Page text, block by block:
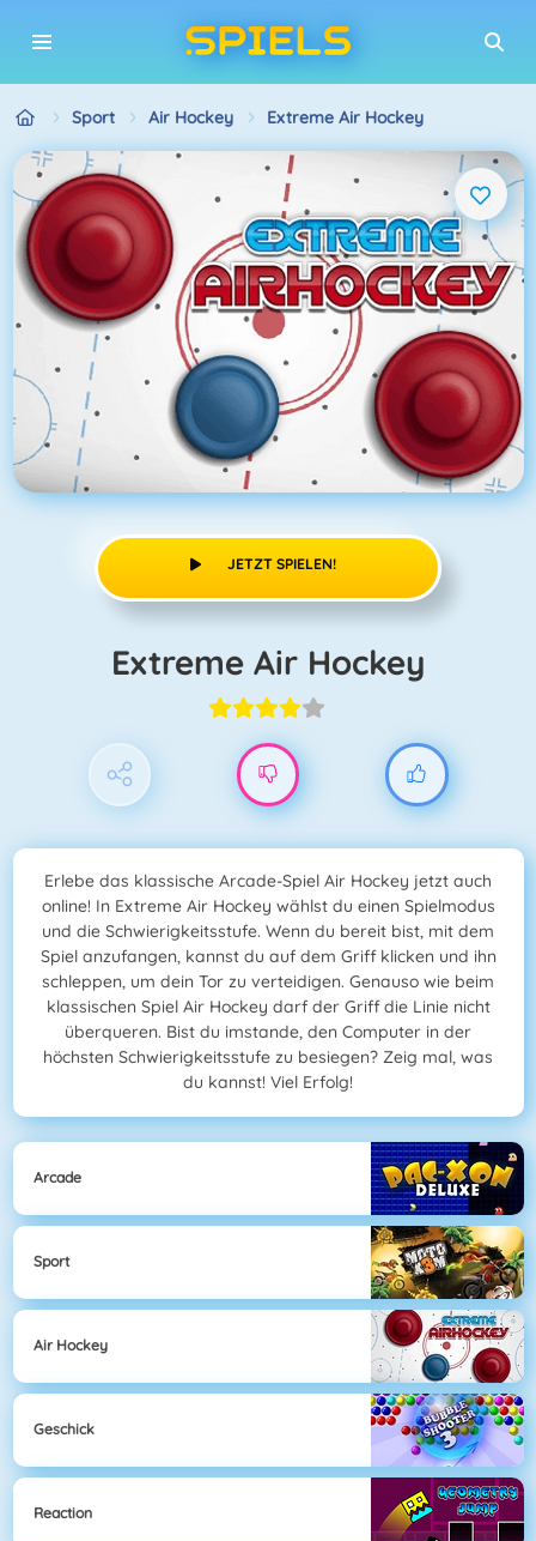
Sport Air Hockey Extreme Air Hockey
JETZT SPIELEN!
Extreme Air Hockey
Erlebe das klassische Arcade-Spiel Air Hockey jetzt auch
online! In Extreme Air Hockey wählst du einen Spielmodus
und die Schwierigkeitsstufe. Wenn du bereit bist, mit dem
Spiel anzufangen, kannst du auf dem Griff klicken und ihn
schleppen, um dein Tor zu verteidigen. Genauso wie beim
klassischen Spiel Air Hockey darf der Griff die Linie nicht
überqueren. Bist du imstande, den Computer in der
höchsten Schwierigkeitsstufe zu besiegen? Zeig mal, was
du kannst! Viel Erfolg!
Arcade
Sport
Air Hockey
Geschick
Reaction